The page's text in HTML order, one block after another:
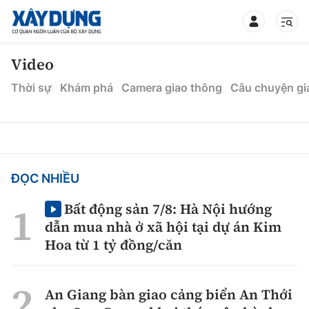
Mới nhất
Thời sự
Chính trị
Chỉ đạo điều hành
Giao thông
Video
Thời sự Khám phá Camera giao thông Câu chuyện
ĐỌC NHIỀU
Bất động sản 7/8: Hà Nội hướng
dẫn mua nhà ở xã hội tại dự án Kim
Hoa từ 1 tỷ đồng/căn
An Giang bàn giao cảng biển An Thới